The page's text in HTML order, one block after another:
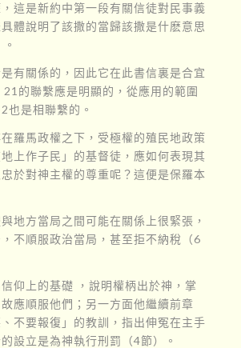
這是新約中第一段有關信徒對民事義
體說明了該撒的當歸該撒是什麽意思
有關係的，因此它在此書信裏是合宜
的聯繫應是明顯的，從應用的範圍
也是相聯繫的。
羅馬政權之下，受極權的殖民地政策
上作子民」的基督徒，應如何表現其
於對神主權的尊重呢？這便是保羅本
地方當局之間可能在關係上很緊張，
不順服政治當局，甚至拒不納稅（6
仰上的基礎 ，說明權柄出於神，掌
應順服他們；另一方面他繼續前章
、不要報復」的教訓，指出伸冤在主手
設立是為神執行刑罰（4節）。